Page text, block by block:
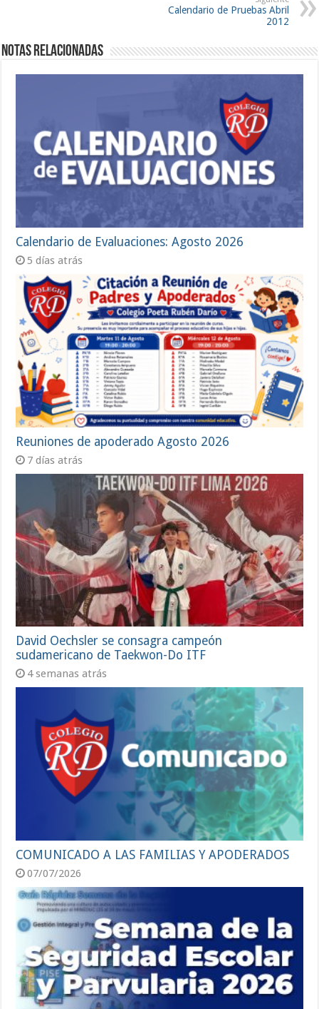
Calendario de Pruebas Abril
2012
Notas Relacionadas
Calendario de Evaluaciones: Agosto 2026
5 días atrás
Reuniones de apoderado Agosto 2026
7 días atrás
David Oechsler se consagra campeón
sudamericano de Taekwon-Do ITF
4 semanas atrás
COMUNICADO A LAS FAMILIAS Y APODERADOS
07/07/2026